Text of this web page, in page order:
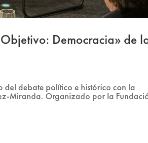
Democracia» de
del debate político e histórico con la
Miranda. Organizado por la